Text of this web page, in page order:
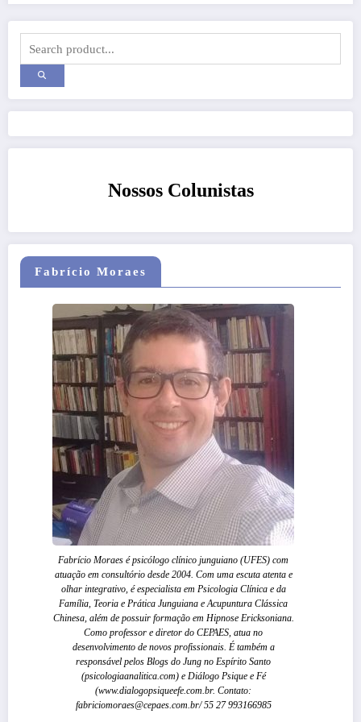
Nossos Colunistas
Fabrício Moraes
Fabrício Moraes é psicólogo clínico junguiano (UFES) com
atuação em consultório desde 2004. Com uma escuta atenta e
olhar integrativo, é especialista em Psicologia Clínica e da
Família, Teoria e Prática Junguiana e Acupuntura Clássica
Chinesa, além de possuir formação em Hipnose Ericksoniana.
Como professor e diretor do CEPAES, atua no
desenvolvimento de novos profissionais. É também a
responsável pelos Blogs do Jung no Espírito Santo
(psicologiaanalitica.com) e Diálogo Psique e Fé
(www.dialogopsiqueefe.com.br. Contato:
fabriciomoraes@cepaes.com.br/ 55 27 993166985